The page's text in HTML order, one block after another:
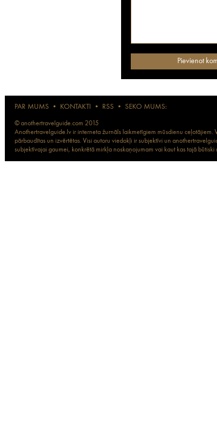
PAR MUMS • KONTAKTI • RSS • SEKO MUMS:
© anothertravelguide.com 2015
Anothertravelguide.lv ir interneta žurnāls laikmetīgiem mūsdienu
pārbaudītas un izvērtētas. Visi autoru viedokļi ir subjektīvi un
subjektīvajai gaumei, konkrētā mirkļa noskaņojumam vai kaut kas tajā